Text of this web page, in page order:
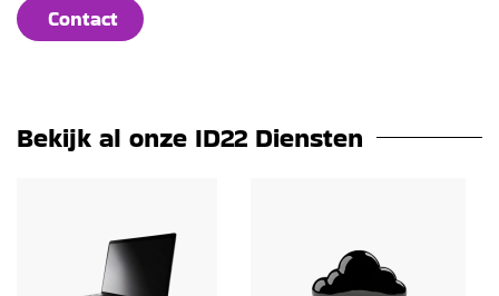
Contact
Bekijk al onze ID22 Diensten